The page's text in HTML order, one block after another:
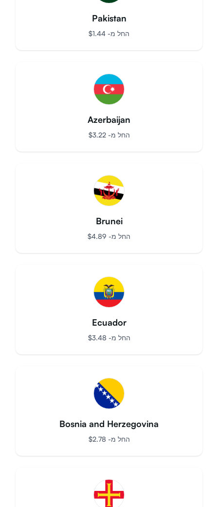
החל מ-$
1.44
החל מ-$
3.22
החל מ-$
4.89
החל מ-$
3.48
החל מ-$
2.78